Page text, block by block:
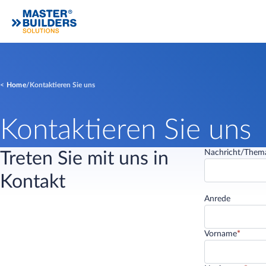
Home Kontaktieren Sie uns
Kontaktieren Sie uns
Treten Sie mit uns in
Kontakt
Nachricht/
Anrede
Vorname